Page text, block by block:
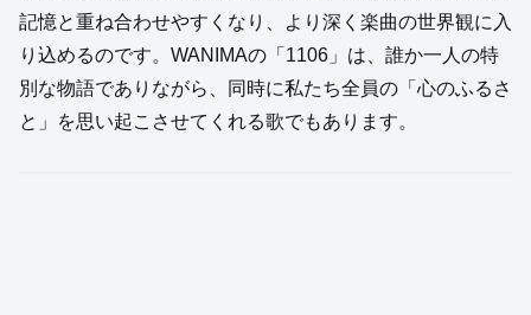
記憶と重ね合わせやすくなり、より深く楽曲の世界観に入
り込めるのです。WANIMAの「1106」は、誰か一人の特
別な物語でありながら、同時に私たち全員の「心のふるさ
と」を思い起こさせてくれる歌でもあります。